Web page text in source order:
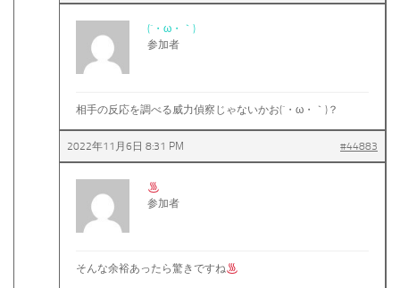
(´・ω・｀)
参加者
相手の反応を調べる威力偵察じゃないかお(´・ω・｀)？
2022年11月6日 8:31 PM #44883
参加者
そんな余裕あったら驚きですね